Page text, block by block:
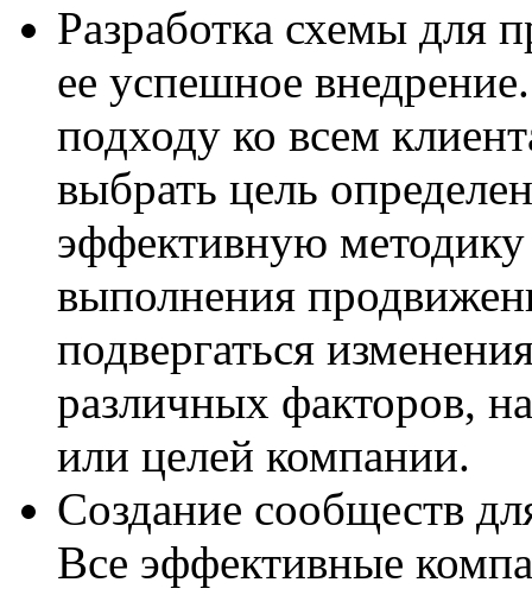
Разработка схемы для
ее успешное
подходу ко всем
выбрать цель
эффективную
выполнения
подвергаться
различных факторов,
или целей компании.
Создание сообществ
Все эффективные